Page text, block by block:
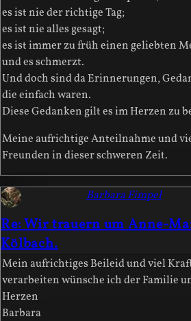
es ist nie der richtige Tag;
es ist nie alles gesagt;
es ist immer zu früh einen geliebten
und es schmerzt.
Und doch sind da Erinnerungen,
die einfach waren.
Diese Gedanken gilt es im Herzen zu
Meine aufrichtige Anteilnahme und
Freunden in dieser schweren Zeit.
Re: Wir trauern um Anne-
Kölbach.
Barbara Fimpel
Mein aufrichtiges Beileid und viel
verarbeiten wünsche ich der Familie
Herzen
Barbara